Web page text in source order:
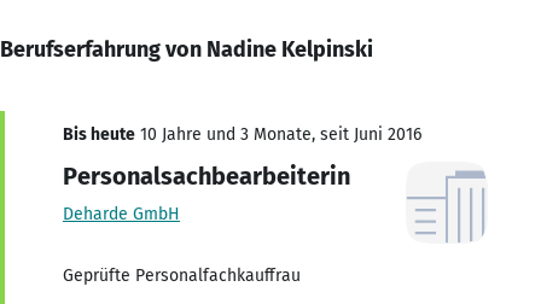
Berufserfahrung von Nadine Kelpinski
Bis heute 10 Jahre und 3 Monate, seit Juni 2016
Personalsachbearbeiterin
Deharde GmbH
Geprüfte Personalfachkauffrau